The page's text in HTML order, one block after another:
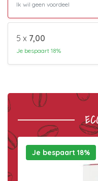
Ik wil geen voordeel
5 x 7,00
Je bespaart 18%
Je bespaart 18%